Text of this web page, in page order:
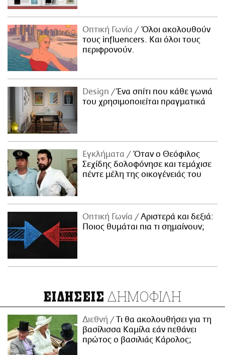
Οπτική Γωνία
Όλοι ακολουθούν
τους influencers. Και όλοι τους
περιφρονούν.
Design
Ένα σπίτι που κάθε γωνιά
του χρησιμοποιείται πραγματικά
Εγκλήματα
Όταν ο Θεόφιλος
Σεχίδης δολοφόνησε και τεμάχισε
πέντε μέλη της οικογένειάς του
Οπτική Γωνία
Αριστερά και δεξιά:
Ποιος θυμάται πια τι σημαίνουν;
ΕΙΔΗΣΕΙΣ ΔΗΜΟΦΙΛΗ
Διεθνή
Τι θα ακολουθήσει για τη
βασίλισσα Καμίλα εάν πεθάνει
πρώτος ο βασιλιάς Κάρολος;